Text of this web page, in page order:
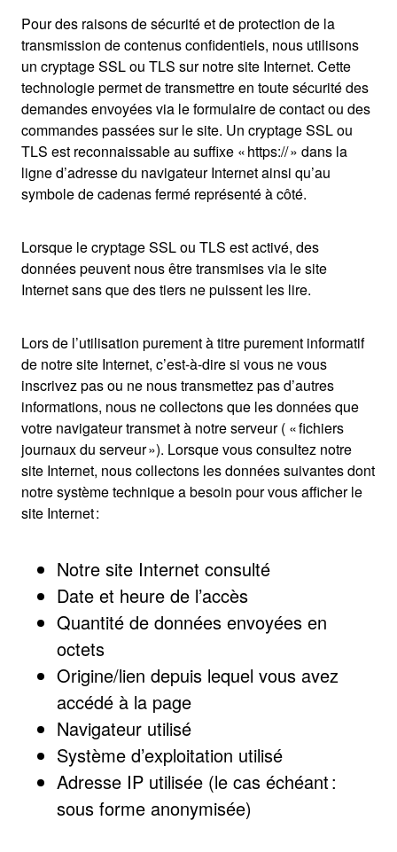
Pour des raisons de sécurité et de protection de la
transmission de contenus confidentiels, nous utilisons
un cryptage SSL ou TLS sur notre site Internet. Cette
technologie permet de transmettre en toute sécurité des
demandes envoyées via le formulaire de contact ou des
commandes passées sur le site. Un cryptage SSL ou
TLS est reconnaissable au suffixe « https:// » dans la
ligne d’adresse du navigateur Internet ainsi qu’au
symbole de cadenas fermé représenté à côté.
Lorsque le cryptage SSL ou TLS est activé, des
données peuvent nous être transmises via le site
Internet sans que des tiers ne puissent les lire.
Lors de l’utilisation purement à titre purement informatif
de notre site Internet, c’est-à-dire si vous ne vous
inscrivez pas ou ne nous transmettez pas d’autres
informations, nous ne collectons que les données que
votre navigateur transmet à notre serveur ( « fichiers
journaux du serveur »). Lorsque vous consultez notre
site Internet, nous collectons les données suivantes dont
notre système technique a besoin pour vous afficher le
site Internet :
Notre site Internet consulté
Date et heure de l’accès
Quantité de données envoyées en
octets
Origine/lien depuis lequel vous avez
accédé à la page
Navigateur utilisé
Système d’exploitation utilisé
Adresse IP utilisée (le cas échéant :
sous forme anonymisée)